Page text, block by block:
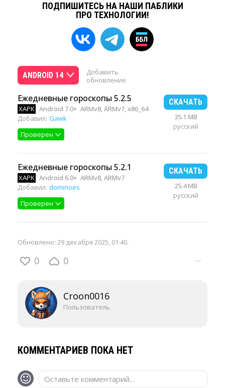
ПОДПИШИТЕСЬ НА НАШИ ПАБЛИКИ
ПРО ТЕХНОЛОГИИ!
ANDROID 14
Добавить
обновление
Ежедневные гороскопы 5.2.5
XAPK Android 7.0+ ARMv8, ARMv7, x86_64
Добавил: Gawk
Проверен
СКАЧАТЬ
35.1 MB
русский
Ежедневные гороскопы 5.2.1
XAPK Android 6.0+ ARMv8, ARMv7
Добавил: dominoes
Проверен
СКАЧАТЬ
25.4 MB
русский
Обновлено: 29 декабря 2025, 01:40.
0 0 ···
Croon0016
Пользователь
КОММЕНТАРИЕВ ПОКА НЕТ
Оставьте комментарий...